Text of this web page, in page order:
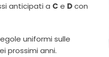
anticipati a C e Dcon
uniformi sulle
prossimi anni.